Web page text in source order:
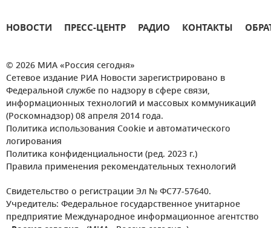
НОВОСТИ ПРЕСС-ЦЕНТР РАДИО КОНТАКТЫ
© 2026 МИА «Россия сегодня»
Сетевое издание РИА Новости зарегистрировано в
Федеральной службе по надзору в сфере связи,
информационных технологий и массовых коммуникаций
(Роскомнадзор) 08 апреля 2014 года.
Политика использования Cookie и автоматического
логирования
Политика конфиденциальности (ред. 2023 г.)
Правила применения рекомендательных технологий
Свидетельство о регистрации Эл № ФС77-57640.
Учредитель: Федеральное государственное унитарное
предприятие Международное информационное агентство